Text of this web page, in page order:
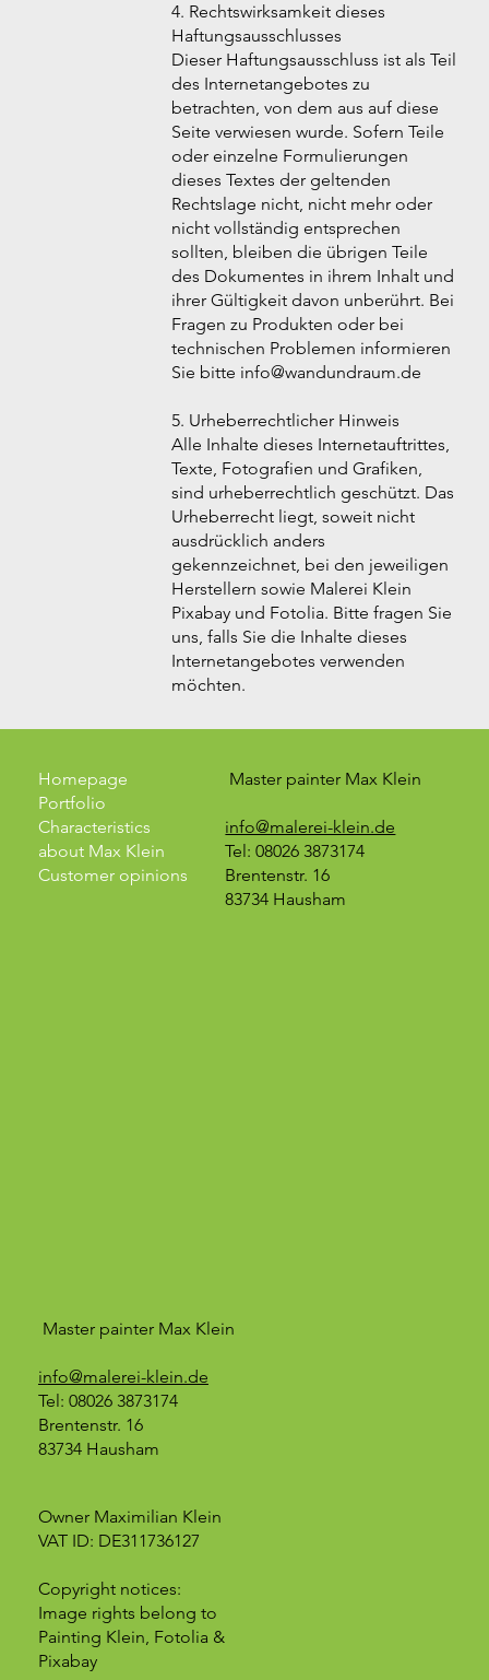
4. Rechtswirksamkeit dieses
Haftungsausschlusses
Dieser Haftungsausschluss ist als Teil
des Internetangebotes zu
betrachten, von dem aus auf diese
Seite verwiesen wurde. Sofern Teile
oder einzelne Formulierungen
dieses Textes der geltenden
Rechtslage nicht, nicht mehr oder
nicht vollständig entsprechen
sollten, bleiben die übrigen Teile
des Dokumentes in ihrem Inhalt und
ihrer Gültigkeit davon unberührt. Bei
Fragen zu Produkten oder bei
technischen Problemen informieren
Sie bitte info@wandundraum.de
5. Urheberrechtlicher Hinweis
Alle Inhalte dieses Internetauftrittes,
Texte, Fotografien und Grafiken,
sind urheberrechtlich geschützt. Das
Urheberrecht liegt, soweit nicht
ausdrücklich anders
gekennzeichnet, bei den jeweiligen
Herstellern sowie Malerei Klein
Pixabay und Fotolia. Bitte fragen Sie
uns, falls Sie die Inhalte dieses
Internetangebotes verwenden
möchten.
Homepage
Portfolio
Characteristics
about Max Klein
Customer opinions
Master painter Max Klein
info@malerei-klein.de
Tel: 08026 3873174
Brentenstr. 16
83734 Hausham
Master painter Max Klein
info@malerei-klein.de
Tel: 08026 3873174
Brentenstr. 16
83734 Hausham
Owner Maximilian Klein
VAT ID: DE311736127
Copyright notices:
Image rights belong to
Painting Klein, Fotolia &
Pixabay